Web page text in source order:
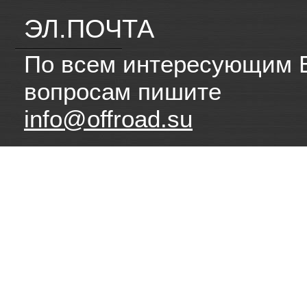
ЭЛ.ПОЧТА
По всем интересующим
вопросам пишите
info@offroad.su